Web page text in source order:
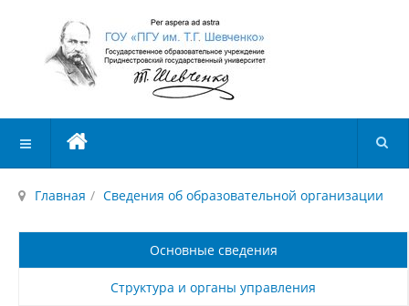
Главная Сведения об образовательной организации
Основные сведения
Структура и органы управления